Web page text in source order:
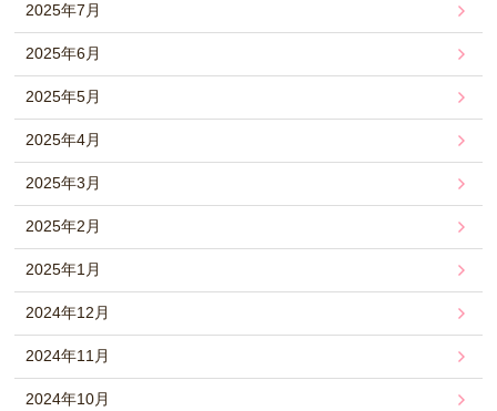
2025年7月
2025年6月
2025年5月
2025年4月
2025年3月
2025年2月
2025年1月
2024年12月
2024年11月
2024年10月